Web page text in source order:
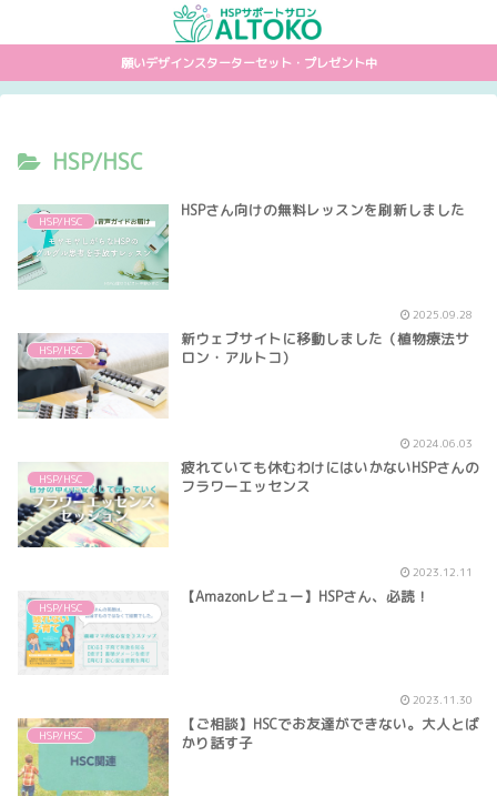
願いデザインスターターセット・プレゼント中
HSP/HSC
HSP/HSC
HSPさん向けの無料レッスンを刷新しました
2025.09.28
HSP/HSC
新ウェブサイトに移動しました（植物療法サ
ロン・アルトコ）
2024.06.03
HSP/HSC
疲れていても休むわけにはいかないHSPさんの
フラワーエッセンス
2023.12.11
HSP/HSC
【Amazonレビュー】HSPさん、必読！
2023.11.30
HSP/HSC
【ご相談】HSCでお友達ができない。大人とば
かり話す子